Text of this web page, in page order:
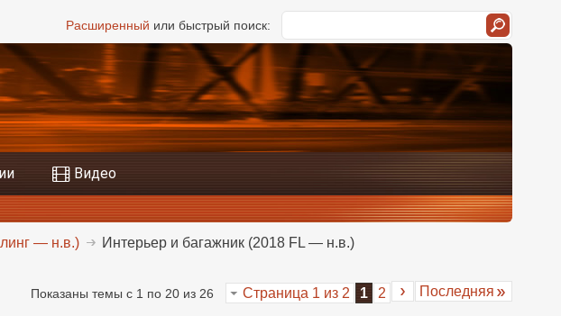
Расширенный или быстрый поиск:
Видео
— н.в.) Интерьер и багажник (2018 FL — н.в.)
Страница 1 из 2 1 2 Последняя
Показаны темы с 1 по 20 из 26